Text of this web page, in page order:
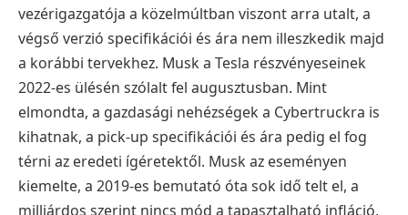
vezérigazgatója a közelmúltban viszont arra utalt, a
végső verzió specifikációi és ára nem illeszkedik majd
a korábbi tervekhez. Musk a Tesla részvényeseinek
2022-es ülésén szólalt fel augusztusban. Mint
elmondta, a gazdasági nehézségek a Cybertruckra is
kihatnak, a pick-up specifikációi és ára pedig el fog
térni az eredeti ígéretektől. Musk az eseményen
kiemelte, a 2019-es bemutató óta sok idő telt el, a
milliárdos szerint nincs mód a tapasztalható infláció,